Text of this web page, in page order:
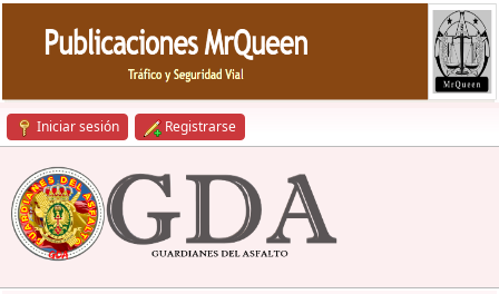
Iniciar sesión Registrarse